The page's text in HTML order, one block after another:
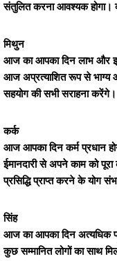
संतुलित करना आवश्यक
मिथुन
आज का आपका दिन लाभ और
आज अप्रत्याशित रूप से भाग्य
सहयोग की सभी सराहना करेंगे।
कर्क
आज आपका दिन कर्म प्रधान
ईमानदारी से अपने काम को
प्रसिद्धि प्राप्त करने के योग
सिंह
आज का आपका दिन अत्यधिक
कुछ सम्मानित लोगों का साथ